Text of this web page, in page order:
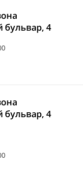
бульвар, 4
бульвар, 4